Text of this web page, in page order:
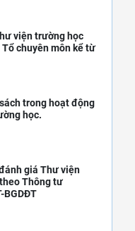
viện trường học
Tổ chuyên môn kể từ
trong hoạt động
học.
giá Thư viện
Thông tư
BGDĐT